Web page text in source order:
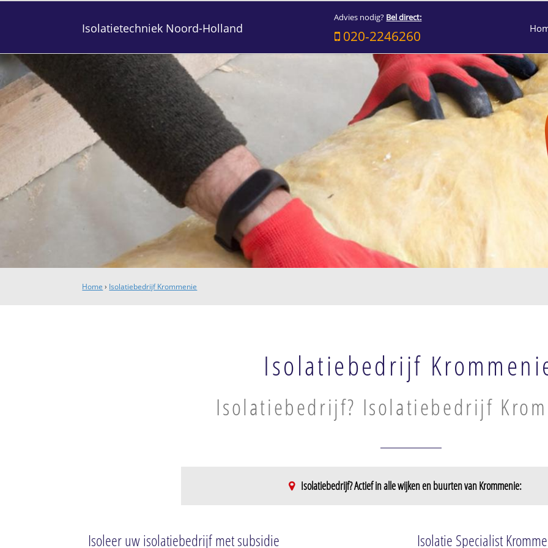
Isolatietechniek Noord-Holland
Advies nodig? Bel direct:
020-2246260
Home › Isolatiebedrijf Krommenie
Isolatiebedrijf
Isolatiebedrijf? Isolatiebedrijf
Isolatiebedrijf? Actief in alle wijken en buurten van Krommenie:
Noorderhoofdbuurt
Isoleer uw isolatiebedrijf met subsidie Isolatie Specialist